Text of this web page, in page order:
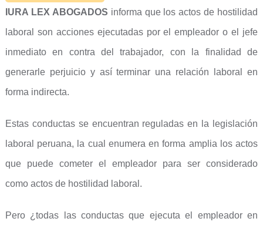
IURA LEX ABOGADOS informa que los actos de hostilidad
laboral son acciones ejecutadas por el empleador o el jefe
inmediato en contra del trabajador, con la finalidad de
generarle perjuicio y así terminar una relación laboral en
forma indirecta.
Estas conductas se encuentran reguladas en la legislación
laboral peruana, la cual enumera en forma amplia los actos
que puede cometer el empleador para ser considerado
como actos de hostilidad laboral.
Pero ¿todas las conductas que ejecuta el empleador en